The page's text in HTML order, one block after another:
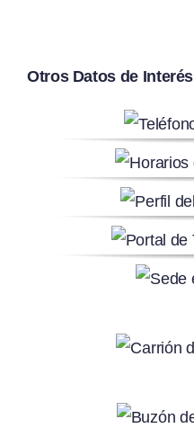
Otros Datos de Interés